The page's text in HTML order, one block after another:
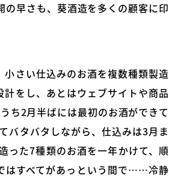
早さも、葵酒造を多くの顧客に印
さい仕込みのお酒を複数種類製造
をし、あとはウェブサイトや商品
ち2月半ばには最初のお酒ができて
バタバタしながら、仕込みは3月ま
った7種類のお酒を一年かけて、順
はすべてがあっという間で……冷静